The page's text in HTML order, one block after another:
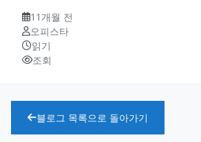
11개월 전
오피스타
읽기
조회
블로그 목록으로 돌아가기